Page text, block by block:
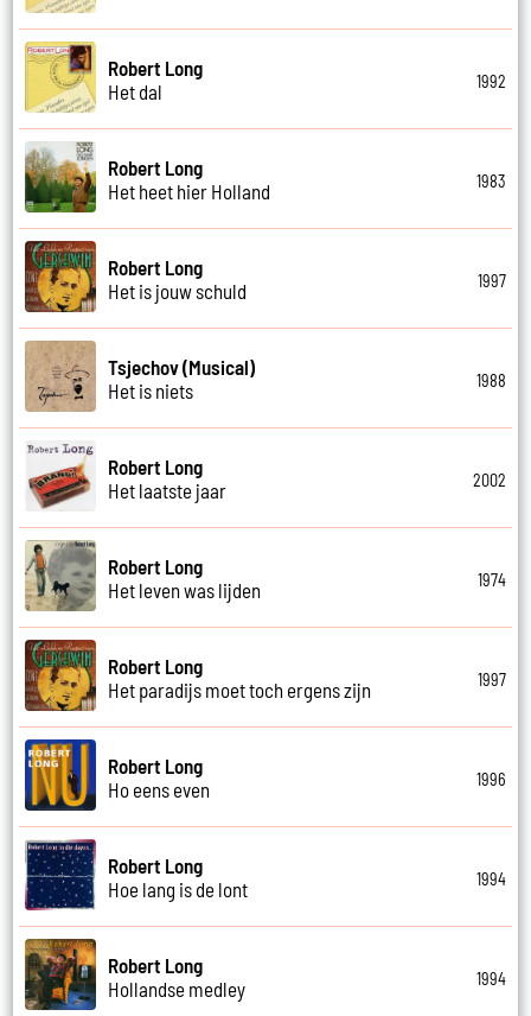
Robert Long
Het dal
1992
Robert Long
Het heet hier Holland
1983
Robert Long
Het is jouw schuld
1997
Tsjechov (Musical)
Het is niets
1988
Robert Long
Het laatste jaar
2002
Robert Long
Het leven was lijden
1974
Robert Long
Het paradijs moet toch ergens zijn
1997
Robert Long
Ho eens even
1996
Robert Long
Hoe lang is de lont
1994
Robert Long
Hollandse medley
1994